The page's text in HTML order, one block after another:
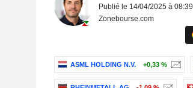
Publié le 14/04/2025 à 08:39
Zonebourse.com
ASML HOLDING N.V. +0,33 %